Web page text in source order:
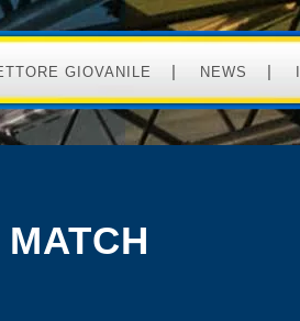
GIOVANILE NEWS